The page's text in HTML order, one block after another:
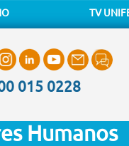
TV
015 0228
Humanos